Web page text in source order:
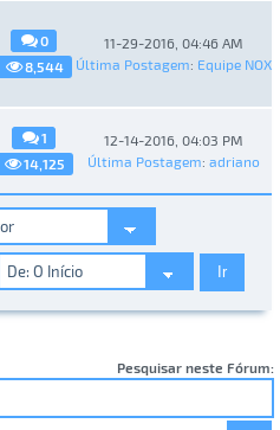
0
8,544
11-29-2016, 04:46 AM
Última Postagem: Equipe NOX
1
14,125
12-14-2016, 04:03 PM
Última Postagem: adriano
Pesquisar neste Fórum: